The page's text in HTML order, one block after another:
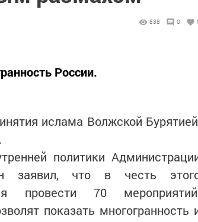
838 0
России.
ислама Волжской
политики
заявил, что в честь
провести 70
показать многогранность